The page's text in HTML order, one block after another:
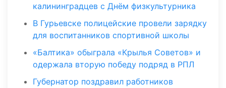
калининградцев с Днём физкультурника
В Гурьевске полицейские провели зарядку
для воспитанников спортивной школы
«Балтика» обыграла «Крылья Советов» и
одержала вторую победу подряд в РПЛ
Губернатор поздравил работников